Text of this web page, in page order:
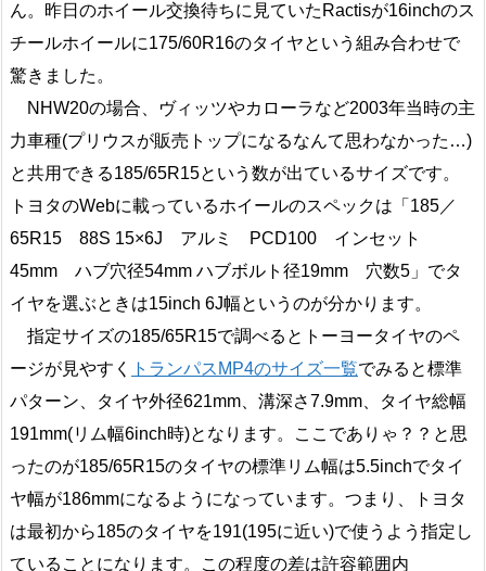
ん。昨日のホイール交換待ちに見ていたRactisが16inchのス
チールホイールに175/60R16のタイヤという組み合わせで
驚きました。
NHW20の場合、ヴィッツやカローラなど2003年当時の主
力車種(プリウスが販売トップになるなんて思わなかった…)
と共用できる185/65R15という数が出ているサイズです。
トヨタのWebに載っているホイールのスペックは「185／
65R15 88S 15×6J アルミ PCD100 インセット
45mm ハブ穴径54mm ハブボルト径19mm 穴数5」でタ
イヤを選ぶときは15inch 6J幅というのが分かります。
指定サイズの185/65R15で調べるとトーヨータイヤのペ
ージが見やすく
トランパスMP4のサイズ一覧でみると標準
パターン、タイヤ外径621mm、溝深さ7.9mm、タイヤ総幅
191mm(リム幅6inch時)となります。ここでありゃ？？と思
ったのが185/65R15のタイヤの標準リム幅は5.5inchでタイ
ヤ幅が186mmになるようになっています。つまり、トヨタ
は最初から185のタイヤを191(195に近い)で使うよう指定し
ていることになります。この程度の差は許容範囲内